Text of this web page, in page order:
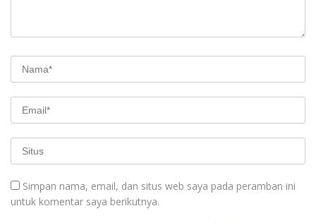
Simpan nama, email, dan situs web saya pada peramban ini
untuk komentar saya berikutnya.